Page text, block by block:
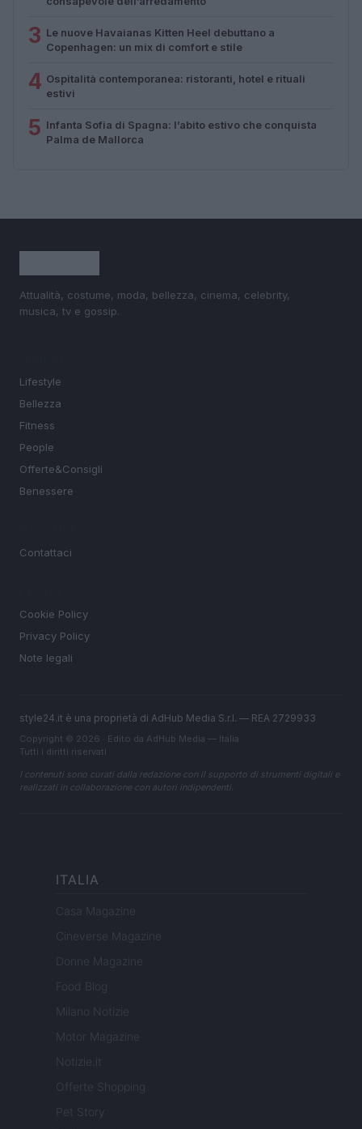
3 Le nuove Havaianas Kitten Heel debuttano a
Copenhagen: un mix di comfort e stile
4 Ospitalità contemporanea: ristoranti, hotel e rituali
estivi
5 Infanta Sofia di Spagna: l’abito estivo che conquista
Palma de Mallorca
Attualità, costume, moda, bellezza, cinema, celebrity,
musica, tv e gossip.
Lifestyle
Bellezza
Fitness
People
Offerte&Consigli
Benessere
Contattaci
Cookie Policy
Privacy Policy
Note legali
style24.it è una proprietà di AdHub Media S.r.l. — REA 2729933
Copyright © 2026 · Edito da AdHub Media — Italia
Tutti i diritti riservati
I contenuti sono curati dalla redazione con il supporto di strumenti digitali e
realizzati in collaborazione con autori indipendenti.
ITALIA
Casa Magazine
Cineverse Magazine
Donne Magazine
Food Blog
Milano Notizie
Motor Magazine
Notizie.it
Offerte Shopping
Pet Story